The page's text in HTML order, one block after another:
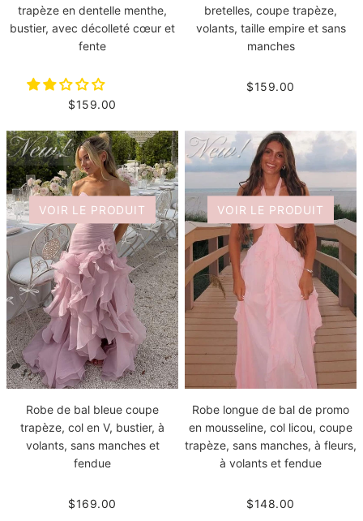
trapèze en dentelle menthe,
bustier, avec décolleté cœur et
fente
$159.00
bretelles, coupe trapèze,
volants, taille empire et sans
manches
$159.00
VOIR LE PRODUIT
Robe de bal bleue coupe
trapèze, col en V, bustier, à
volants, sans manches et
fendue
$169.00
VOIR LE PRODUIT
Robe longue de bal de promo
en mousseline, col licou, coupe
trapèze, sans manches, à fleurs,
à volants et fendue
$148.00